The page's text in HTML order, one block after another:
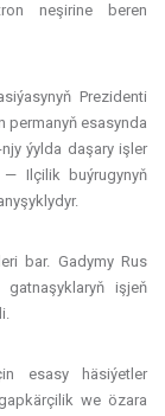
neşirine beren
Prezidenti
permanyň esasynda
ýylda daşary işler
— Ilçilik buýrugynyň
bar. Gadymy Rus
işjeň
esasy häsiýetler
we özara